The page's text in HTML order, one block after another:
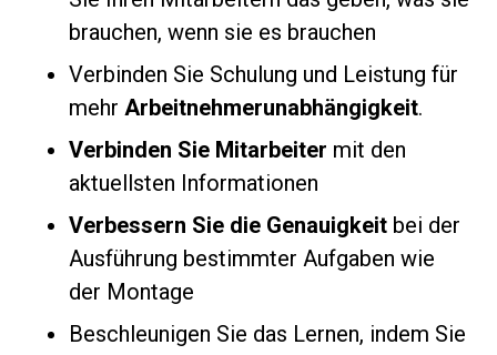
brauchen, wenn sie es brauchen
Verbinden Sie Schulung und Leistung für
mehr Arbeitnehmerunabhängigkeit.
Verbinden Sie Mitarbeiter mit den
aktuellsten Informationen
Verbessern Sie die Genauigkeit bei der
Ausführung bestimmter Aufgaben wie
der Montage
Beschleunigen Sie das Lernen, indem Sie